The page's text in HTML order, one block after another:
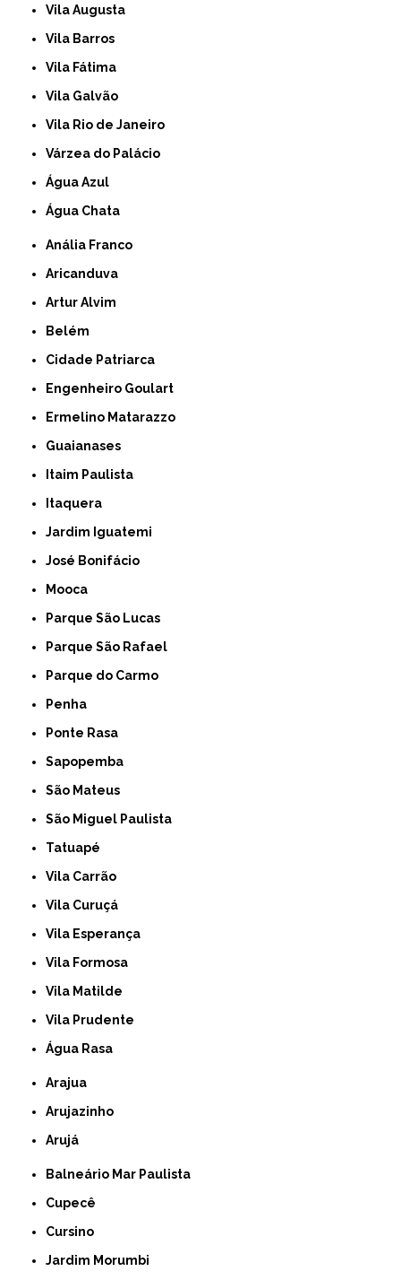
Vila Augusta
Vila Barros
Vila Fátima
Vila Galvão
Vila Rio de Janeiro
Várzea do Palácio
Água Azul
Água Chata
Anália Franco
Aricanduva
Artur Alvim
Belém
Cidade Patriarca
Engenheiro Goulart
Ermelino Matarazzo
Guaianases
Itaim Paulista
Itaquera
Jardim Iguatemi
José Bonifácio
Mooca
Parque São Lucas
Parque São Rafael
Parque do Carmo
Penha
Ponte Rasa
Sapopemba
São Mateus
São Miguel Paulista
Tatuapé
Vila Carrão
Vila Curuçá
Vila Esperança
Vila Formosa
Vila Matilde
Vila Prudente
Água Rasa
Arajua
Arujazinho
Arujá
Balneário Mar Paulista
Cupecê
Cursino
Jardim Morumbi